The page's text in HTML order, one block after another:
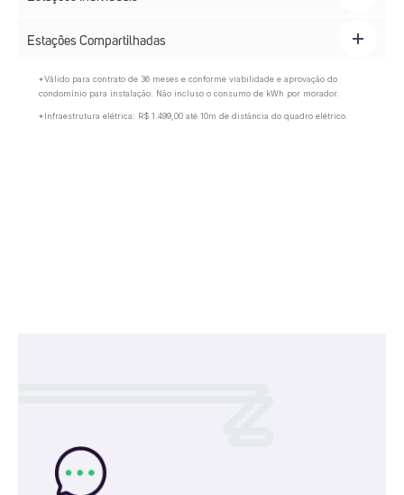
Estações Compartilhadas
*Válido para contrato de 36 meses e conforme viabilidade e aprovação do
condomínio para instalação. Não incluso o consumo de kWh por morador.
*Infraestrutura elétrica: R$ 1.499,00 até 10m de distância do quadro elétrico.